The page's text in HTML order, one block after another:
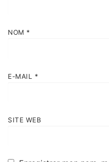
NOM *
E-MAIL *
SITE WEB